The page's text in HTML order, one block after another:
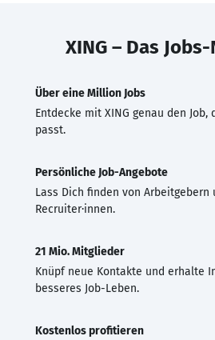
XING – Das
Über eine Million Jobs
Entdecke mit XING genau den
passt.
Persönliche Job-Angebote
Lass Dich finden von Arbeitgebern
Recruiter·innen.
21 Mio. Mitglieder
Knüpf neue Kontakte und erhalte
besseres Job-Leben.
Kostenlos profitieren